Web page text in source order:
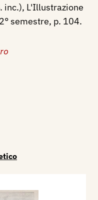
inc.), L'Illustrazione
semestre, p. 104.